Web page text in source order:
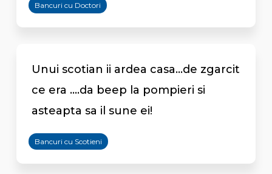
Bancuri cu Doctori
Unui scotian ii ardea casa...de zgarcit
ce era ....da beep la pompieri si
asteapta sa il sune ei!
Bancuri cu Scotieni